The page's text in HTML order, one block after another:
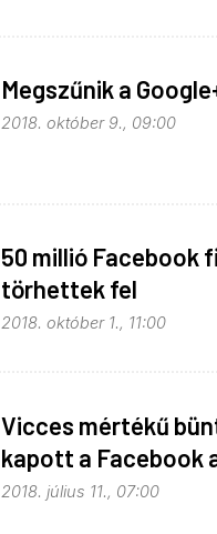
Megszűnik a
2018. október 9., 09:00
50 millió Facebook
törhettek fel
2018. október 1., 11:00
Vicces mértékű
kapott a Facebook
2018. július 11., 07:00